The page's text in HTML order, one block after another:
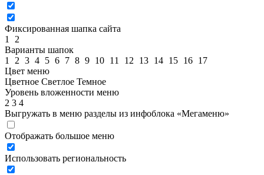
Фиксированная шапка сайта
1
2
Варианты шапок
1
2 3 4 5 6 7 8 9 10 11 12 13 14 15 16 17
Цвет меню
Цветное Светлое Темное
Уровень вложенности меню
2 3 4
Выгружать в меню разделы из инфоблока «Мегаменю»
Отображать большое меню
Использовать региональность